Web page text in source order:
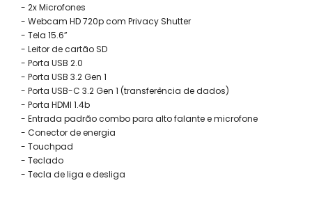
- 2x Microfones
- Webcam HD 720p com Privacy Shutter
- Tela 15.6”
- Leitor de cartão SD
- Porta USB 2.0
- Porta USB 3.2 Gen 1
- Porta USB-C 3.2 Gen 1 (transferência de dados)
- Porta HDMI 1.4b
- Entrada padrão combo para alto falante e microfone
- Conector de energia
- Touchpad
- Teclado
- Tecla de liga e desliga